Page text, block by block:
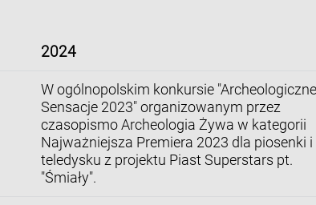
2024
W ogólnopolskim konkursie "Archeologiczne
Sensacje 2023" organizowanym przez
czasopismo Archeologia Żywa w kategorii
Najważniejsza Premiera 2023 dla piosenki i
teledysku z projektu Piast Superstars pt.
"Śmiały".